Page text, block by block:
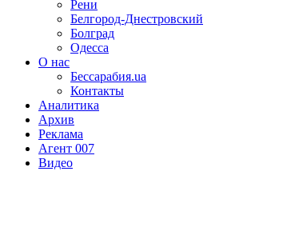
Рени
Белгород-Днестровский
Болград
Одесса
О нас
Бессарабия.ua
Контакты
Аналитика
Архив
Реклама
Агент 007
Видео